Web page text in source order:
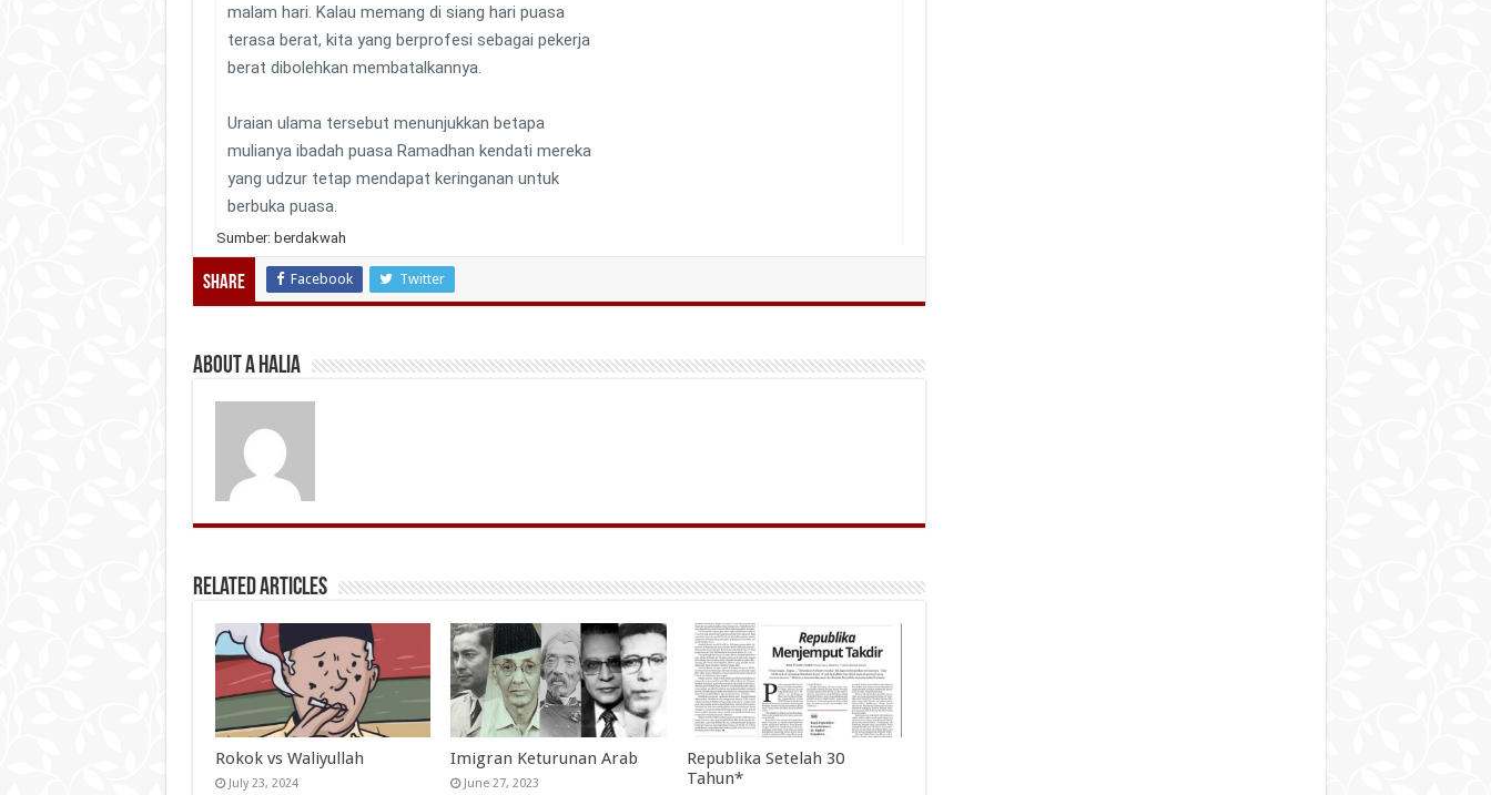
malam hari. Kalau memang di siang hari puasa
terasa berat, kita yang berprofesi sebagai pekerja
berat dibolehkan membatalkannya.
Uraian ulama tersebut menunjukkan betapa
mulianya ibadah puasa Ramadhan kendati mereka
yang udzur tetap mendapat keringanan untuk
berbuka puasa.
Sumber: berdakwah
Share Facebook Twitter
About A Halia
Related Articles
Rokok vs Waliyullah
July 23, 2024
Imigran Keturunan Arab
June 27, 2023
Republika Setelah 30
Tahun*